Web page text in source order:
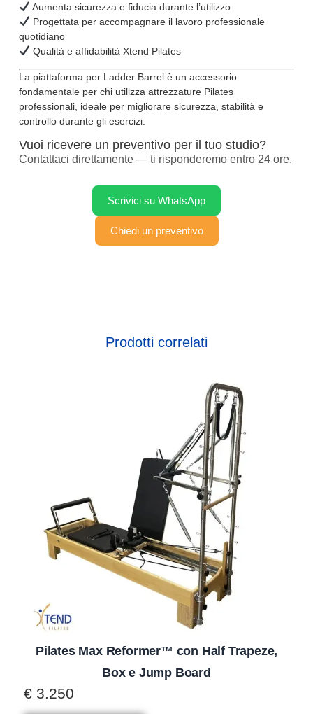
Aumenta sicurezza e fiducia durante l’utilizzo
Progettata per accompagnare il lavoro professionale
quotidiano
Qualità e affidabilità Xtend Pilates
La piattaforma per Ladder Barrel è un accessorio
fondamentale per chi utilizza attrezzature Pilates
professionali, ideale per migliorare sicurezza, stabilità e
controllo durante gli esercizi.
Vuoi ricevere un preventivo per il tuo studio?
Contattaci direttamente — ti risponderemo entro 24 ore.
Scrivici su WhatsApp
Chiedi un preventivo
Prodotti correlati
Pilates Max Reformer™ con Half Trapeze,
Box e Jump Board
€ 3.250